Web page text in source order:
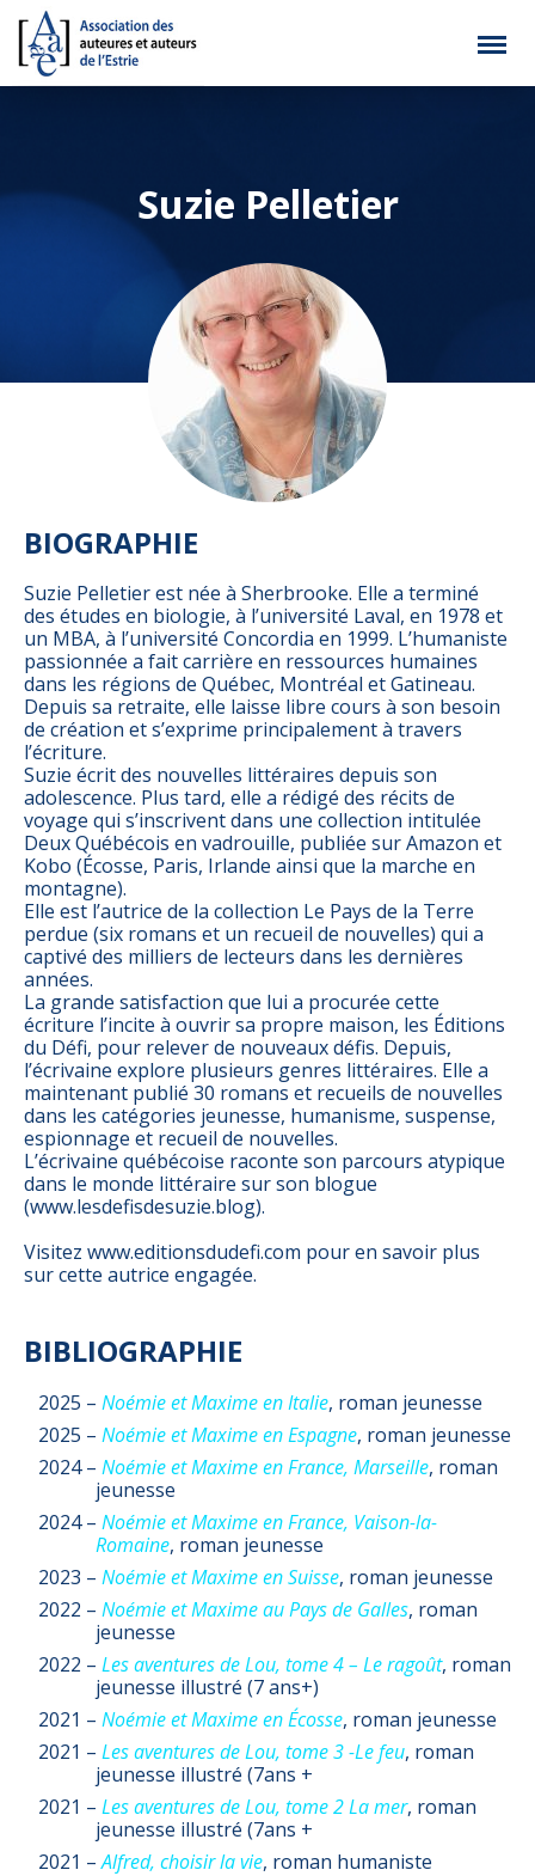
Suzie Pelletier
BIOGRAPHIE
Suzie Pelletier est née à Sherbrooke. Elle a terminé
des études en biologie, à l’université Laval, en 1978 et
un MBA, à l’université Concordia en 1999. L’humaniste
passionnée a fait carrière en ressources humaines
dans les régions de Québec, Montréal et Gatineau.
Depuis sa retraite, elle laisse libre cours à son besoin
de création et s’exprime principalement à travers
l’écriture.
Suzie écrit des nouvelles littéraires depuis son
adolescence. Plus tard, elle a rédigé des récits de
voyage qui s’inscrivent dans une collection intitulée
Deux Québécois en vadrouille, publiée sur Amazon et
Kobo (Écosse, Paris, Irlande ainsi que la marche en
montagne).
Elle est l’autrice de la collection Le Pays de la Terre
perdue (six romans et un recueil de nouvelles) qui a
captivé des milliers de lecteurs dans les dernières
années.
La grande satisfaction que lui a procurée cette
écriture l’incite à ouvrir sa propre maison, les Éditions
du Défi, pour relever de nouveaux défis. Depuis,
l’écrivaine explore plusieurs genres littéraires. Elle a
maintenant publié 30 romans et recueils de nouvelles
dans les catégories jeunesse, humanisme, suspense,
espionnage et recueil de nouvelles.
L’écrivaine québécoise raconte son parcours atypique
dans le monde littéraire sur son blogue
(www.lesdefisdesuzie.blog).
Visitez www.editionsdudefi.com pour en savoir plus
sur cette autrice engagée.
BIBLIOGRAPHIE
2025 – Noémie et Maxime en Italie, roman jeunesse
2025 – Noémie et Maxime en Espagne, roman jeunesse
2024 – Noémie et Maxime en France, Marseille, roman
jeunesse
2024 – Noémie et Maxime en France, Vaison-la-
Romaine, roman jeunesse
2023 – Noémie et Maxime en Suisse, roman jeunesse
2022 – Noémie et Maxime au Pays de Galles, roman
jeunesse
2022 – Les aventures de Lou, tome 4 – Le ragoût, roman
jeunesse illustré (7 ans+)
2021 – Noémie et Maxime en Écosse, roman jeunesse
2021 – Les aventures de Lou, tome 3 -Le feu, roman
jeunesse illustré (7ans +
2021 – Les aventures de Lou, tome 2 La mer, roman
jeunesse illustré (7ans +
2021 –Alfred, choisir la vie, roman humaniste